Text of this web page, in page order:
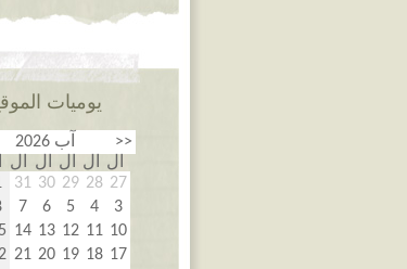
يوميات
<< آب 2026
ال
ال ال ال ال
27
28
29
30
31
3
4
5
6
7
10
11
12
13
14
17
18
19
20
21